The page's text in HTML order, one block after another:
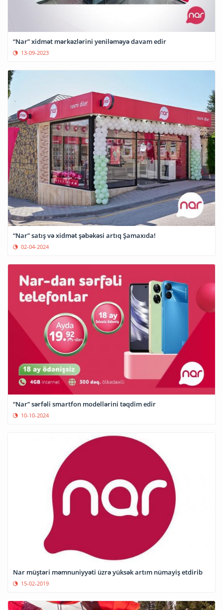
“Nar” xidmət mərkəzlərini yeniləməyə davam edir
13-09-2023
“Nar” satış və xidmət şəbəkəsi artıq Şamaxıda!
02-04-2024
“Nar” sərfəli smartfon modellərini təqdim edir
10-10-2024
Nar müştəri məmnuniyyəti üzrə yüksək artım nümayiş etdirib
15-02-2019